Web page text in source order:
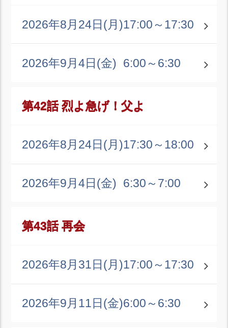
2026年8月24日(月)17:00～17:30
2026年9月4日(金) 6:00～6:30
第42話 烈よ急げ！父よ
2026年8月24日(月)17:30～18:00
2026年9月4日(金) 6:30～7:00
第43話 再会
2026年8月31日(月)17:00～17:30
2026年9月11日(金)6:00～6:30